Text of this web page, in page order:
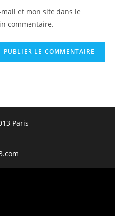
et mon site dans le
commentaire.
Paris